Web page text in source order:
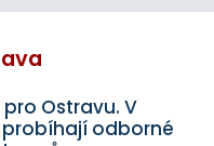
Ostravu. V
odborné